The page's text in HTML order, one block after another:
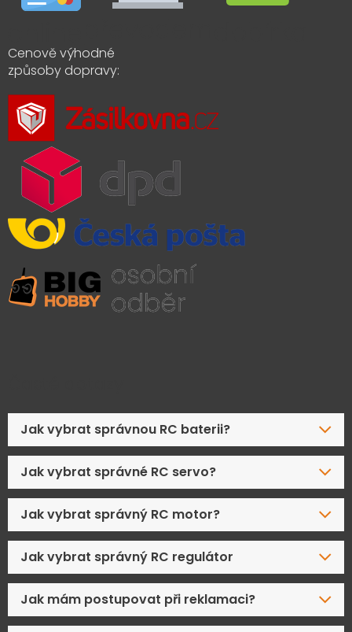
Cenově výhodné
způsoby dopravy:
Jak vybrat správnou RC baterii?
Jak vybrat správné RC servo?
Jak vybrat správný RC motor?
Jak vybrat správný RC regulátor
Jak mám postupovat při reklamaci?